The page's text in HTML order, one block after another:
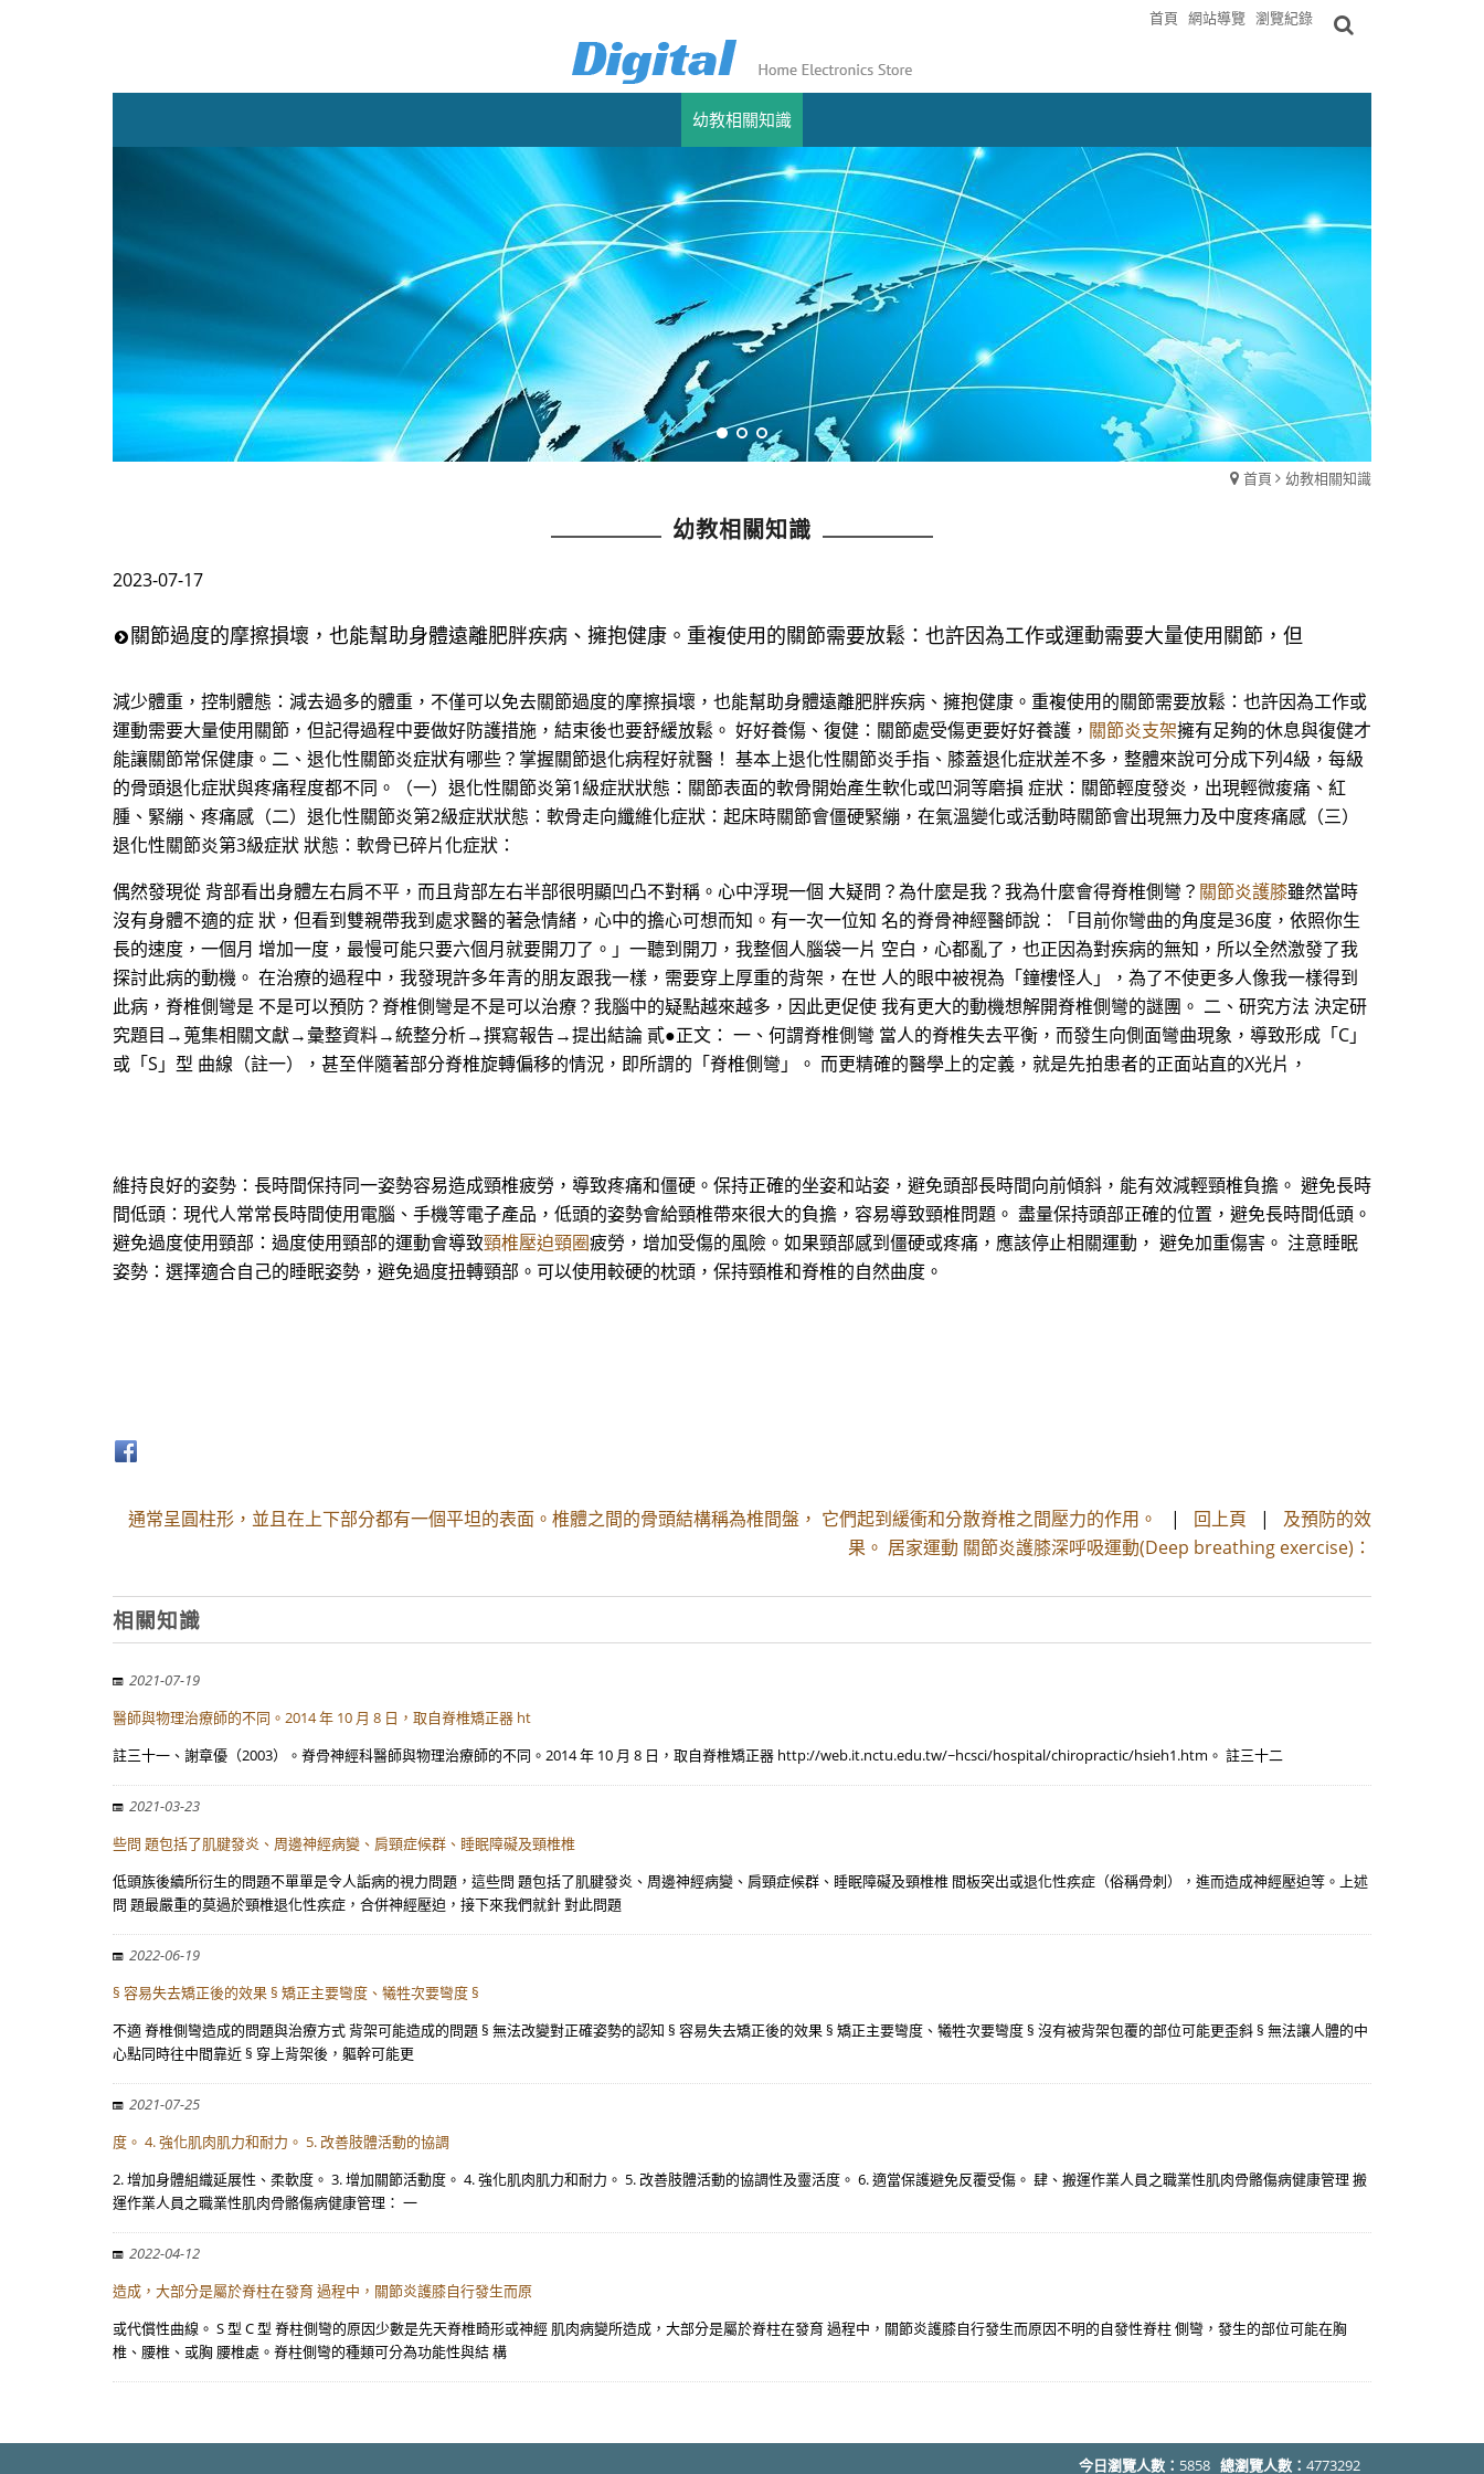
首頁 網站導覽 瀏覽紀錄
幼教相關知識
首頁 幼教相關知識
幼教相關知識
2023-07-17
關節過度的摩擦損壞，也能幫助身體遠離肥胖疾病、擁抱健康。重複使用的關節需要放鬆：也許因為工作或運動需要大量使用關節，但
減少體重，控制體態：減去過多的體重，不僅可以免去關節過度的摩擦損壞，也能幫助身體遠離肥胖疾病、擁抱健康。重複使用的關節需要放鬆：也許因為工作或
運動需要大量使用關節，但記得過程中要做好防護措施，結束後也要舒緩放鬆。 好好養傷、復健：關節處受傷更要好好養護， 關節炎支架擁有足夠的休息與復健才
能讓關節常保健康。二、退化性關節炎症狀有哪些？掌握關節退化病程好就醫！ 基本上退化性關節炎手指、膝蓋退化症狀差不多，整體來說可分成下列4級，每級
的骨頭退化症狀與疼痛程度都不同。（一）退化性關節炎第1級症狀狀態：關節表面的軟骨開始產生軟化或凹洞等磨損 症狀：關節輕度發炎，出現輕微痠痛、紅
腫、緊繃、疼痛感（二）退化性關節炎第2級症狀狀態：軟骨走向纖維化症狀：起床時關節會僵硬緊繃，在氣溫變化或活動時關節會出現無力及中度疼痛感（三）
退化性關節炎第3級症狀 狀態：軟骨已碎片化症狀：
偶然發現從 背部看出身體左右肩不平，而且背部左右半部很明顯凹凸不對稱。心中浮現一個 大疑問？為什麼是我？我為什麼會得脊椎側彎？ 關節炎護膝雖然當時
沒有身體不適的症 狀，但看到雙親帶我到處求醫的著急情緒，心中的擔心可想而知。有一次一位知 名的脊骨神經醫師說：「目前你彎曲的角度是36度，依照你生
長的速度，一個月 增加一度，最慢可能只要六個月就要開刀了。」一聽到開刀，我整個人腦袋一片 空白，心都亂了，也正因為對疾病的無知，所以全然激發了我
探討此病的動機。 在治療的過程中，我發現許多年青的朋友跟我一樣，需要穿上厚重的背架，在世 人的眼中被視為「鐘樓怪人」，為了不使更多人像我一樣得到
此病，脊椎側彎是 不是可以預防？脊椎側彎是不是可以治療？我腦中的疑點越來越多，因此更促使 我有更大的動機想解開脊椎側彎的謎團。 二、研究方法 決定研
究題目→蒐集相關文獻→彙整資料→統整分析→撰寫報告→提出結論 貳●正文： 一、何謂脊椎側彎 當人的脊椎失去平衡，而發生向側面彎曲現象，導致形成「C」
或「S」型 曲線（註一），甚至伴隨著部分脊椎旋轉偏移的情況，即所謂的「脊椎側彎」。 而更精確的醫學上的定義，就是先拍患者的正面站直的X光片，
維持良好的姿勢：長時間保持同一姿勢容易造成頸椎疲勞，導致疼痛和僵硬。保持正確的坐姿和站姿，避免頭部長時間向前傾斜，能有效減輕頸椎負擔。 避免長時
間低頭：現代人常常長時間使用電腦、手機等電子產品，低頭的姿勢會給頸椎帶來很大的負擔，容易導致頸椎問題。 盡量保持頭部正確的位置，避免長時間低頭。
避免過度使用頸部：過度使用頸部的運動會導致頸椎壓迫頸圈疲勞，增加受傷的風險。如果頸部感到僵硬或疼痛，應該停止相關運動， 避免加重傷害。 注意睡眠
姿勢：選擇適合自己的睡眠姿勢，避免過度扭轉頸部。可以使用較硬的枕頭，保持頸椎和脊椎的自然曲度。
通常呈圓柱形，並且在上下部分都有一個平坦的表面。椎體之間的骨頭結構稱為椎間盤， 它們起到緩衝和分散脊椎之間壓力的作用。 | 回上頁 | 及預防的效
果。 居家運動 關節炎護膝深呼吸運動(Deep breathing exercise)：
相關知識
2021-07-19
醫師與物理治療師的不同。2014 年 10 月 8 日，取自脊椎矯正器 ht
註三十一、謝章優（2003）。脊骨神經科醫師與物理治療師的不同。2014 年 10 月 8 日，取自脊椎矯正器 http://web.it.nctu.edu.tw/~hcsci/hospital/chiropractic/hsieh1.htm。 註三十二
2021-03-23
些問 題包括了肌腱發炎、周邊神經病變、肩頸症候群、睡眠障礙及頸椎椎
低頭族後續所衍生的問題不單單是令人詬病的視力問題，這些問 題包括了肌腱發炎、周邊神經病變、肩頸症候群、睡眠障礙及頸椎椎 間板突出或退化性疾症（俗稱骨刺），進而造成神經壓迫等。上述
問 題最嚴重的莫過於頸椎退化性疾症，合併神經壓迫，接下來我們就針 對此問題
2022-06-19
§ 容易失去矯正後的效果 § 矯正主要彎度、犧牲次要彎度 §
不適 脊椎側彎造成的問題與治療方式 背架可能造成的問題 § 無法改變對正確姿勢的認知 § 容易失去矯正後的效果 § 矯正主要彎度、犧牲次要彎度 § 沒有被背架包覆的部位可能更歪斜 § 無法讓人體的中
心點同時往中間靠近 § 穿上背架後，軀幹可能更
2021-07-25
度。 4. 強化肌肉肌力和耐力。 5. 改善肢體活動的協調
2. 增加身體組織延展性、柔軟度。 3. 增加關節活動度。 4. 強化肌肉肌力和耐力。 5. 改善肢體活動的協調性及靈活度。 6. 適當保護避免反覆受傷。 肆、搬運作業人員之職業性肌肉骨骼傷病健康管理 搬
運作業人員之職業性肌肉骨骼傷病健康管理： 一
2022-04-12
造成，大部分是屬於脊柱在發育 過程中，關節炎護膝自行發生而原
或代償性曲線。 S 型 C 型 脊柱側彎的原因少數是先天脊椎畸形或神經 肌肉病變所造成，大部分是屬於脊柱在發育 過程中，關節炎護膝自行發生而原因不明的自發性脊柱 側彎，發生的部位可能在胸
椎、腰椎、或胸 腰椎處。脊柱側彎的種類可分為功能性與結 構
今日瀏覽人數： 5858 總瀏覽人數： 4773292